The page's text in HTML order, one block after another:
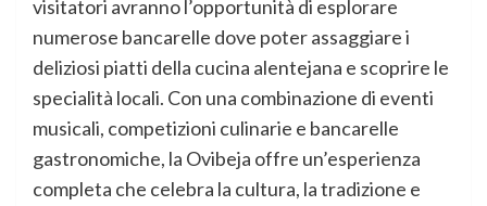
visitatori avranno l’opportunità di esplorare
numerose bancarelle dove poter assaggiare i
deliziosi piatti della cucina alentejana e scoprire le
specialità locali. Con una combinazione di eventi
musicali, competizioni culinarie e bancarelle
gastronomiche, la Ovibeja offre un’esperienza
completa che celebra la cultura, la tradizione e